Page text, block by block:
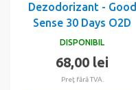
Dezodorizant - Good
Sense 30 Days O2D
DISPONIBIL
68,00 lei
Preţ fără TVA.